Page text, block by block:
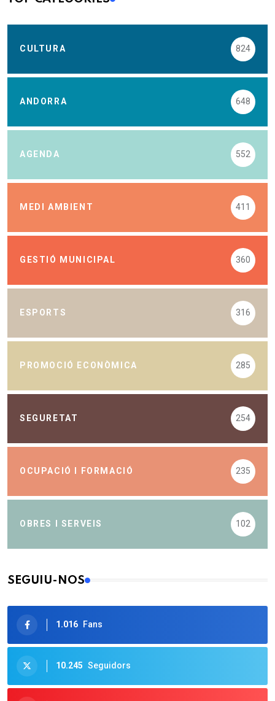
CULTURA 824
ANDORRA 648
AGENDA 552
MEDI AMBIENT 411
GESTIÓ MUNICIPAL 360
ESPORTS 316
PROMOCIÓ ECONÒMICA 285
SEGURETAT 254
OCUPACIÓ I FORMACIÓ 235
OBRES I SERVEIS 102
SEGUIU-NOS
1.016 Fans
10.245 Seguidors